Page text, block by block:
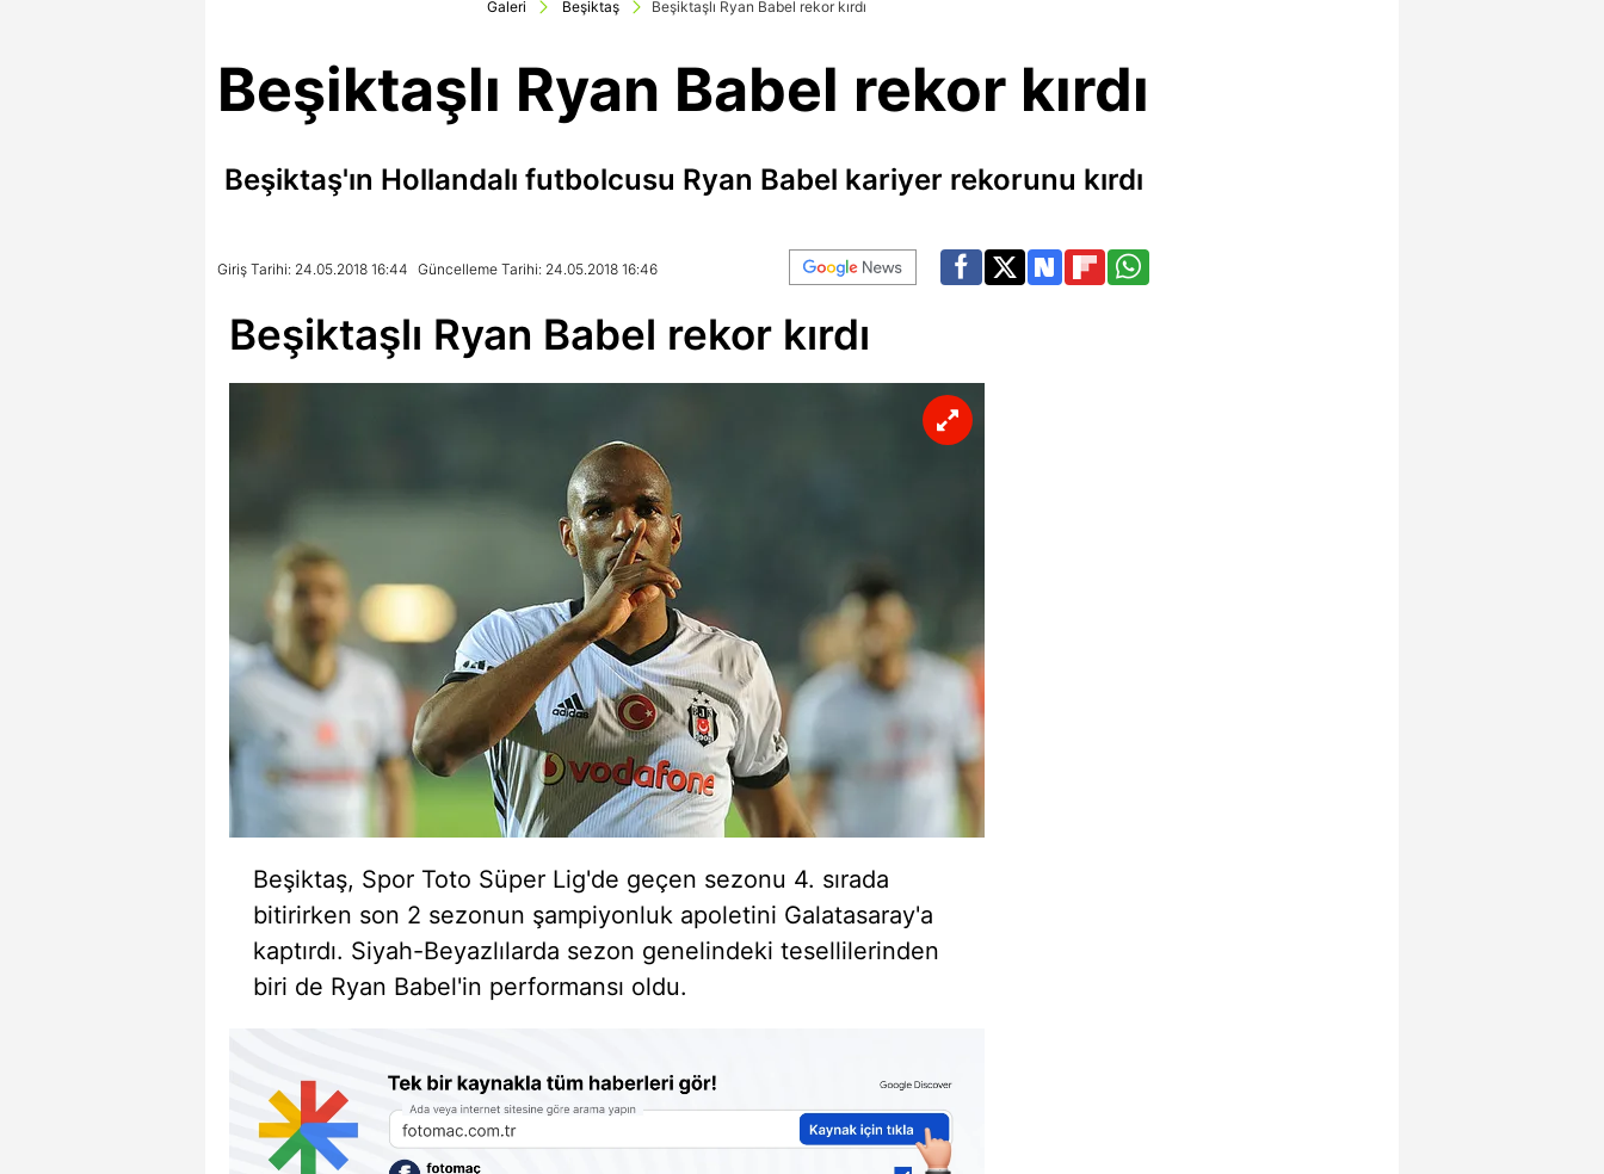
Galeri Beşiktaş Beşiktaşlı Ryan Babel rekor kırdı
Beşiktaşlı Ryan Babel rekor kırdı
Beşiktaş'ın Hollandalı futbolcusu Ryan Babel kariyer rekorunu kırdı
Giriş Tarihi: 24.05.2018 16:44 Güncelleme Tarihi: 24.05.2018 16:46
Beşiktaşlı Ryan Babel rekor kırdı
Beşiktaş, Spor Toto Süper Lig'de geçen sezonu 4. sırada
bitirirken son 2 sezonun şampiyonluk apoletini Galatasaray'a
kaptırdı. Siyah-Beyazlılarda sezon genelindeki tesellilerinden
biri de Ryan Babel'in performansı oldu.